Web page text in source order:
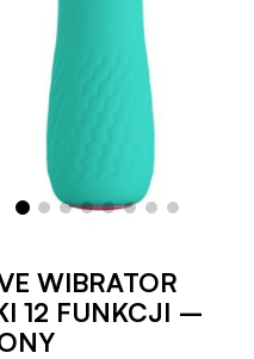
WIBRATOR
12 FUNKCJI –